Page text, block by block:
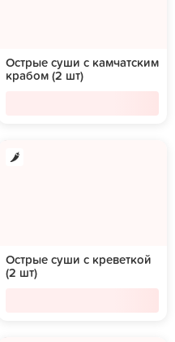
Острые суши с камчатским
крабом (2 шт)
Острые суши с креветкой
(2 шт)